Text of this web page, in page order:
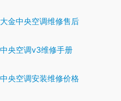
金中央空调维修售后
央空调v3维修手册
央空调安装维修价格